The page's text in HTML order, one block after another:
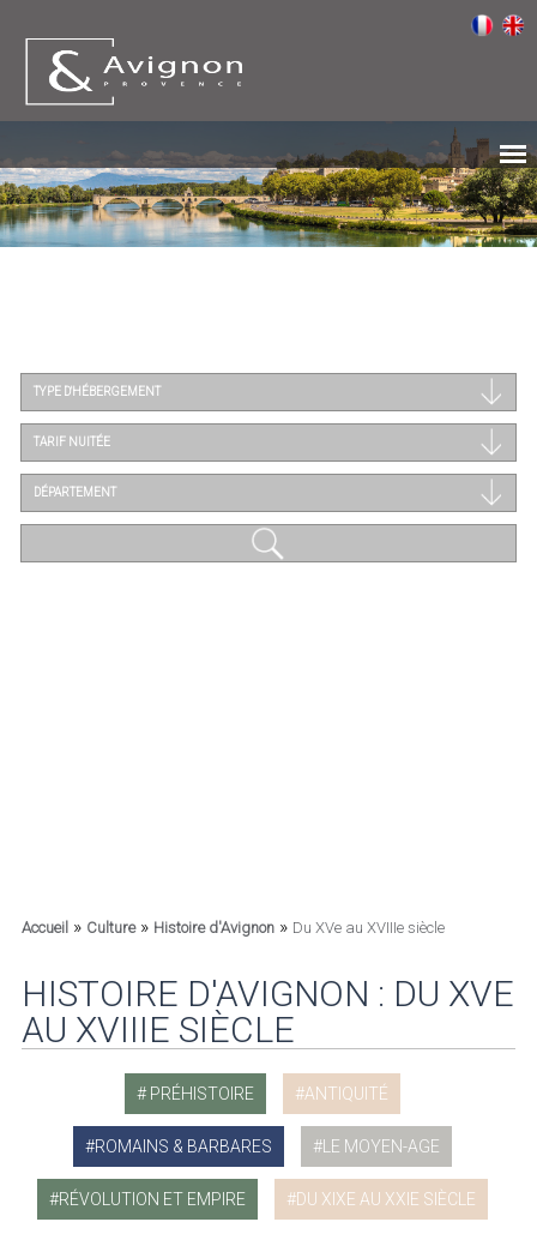
TYPE D'HÉBERGEMENT
TARIF NUITÉE
DÉPARTEMENT
Accueil» Culture» Histoire d'Avignon» Du XVe au XVIIIe siècle
HISTOIRE D'AVIGNON : DU XVE
AU XVIIIE SIÈCLE
PRÉHISTOIRE ANTIQUITÉ
ROMAINS & BARBARES LE MOYEN-AGE
RÉVOLUTION ET EMPIRE DU XIXE AU XXIE SIÈCLE